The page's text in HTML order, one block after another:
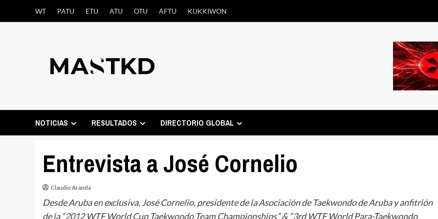
WT PATU ETU ATU OTU AFTU KUKKIWON
NOTICIAS RESULTADOS DIRECTORIO GLOBAL
Entrevista a José Cornelio
Claudio Aranda
Desde Aruba en exclusiva, José Cornelio, presidente de la Asociación de Taekwondo de Aruba y anfitrión
de la “2012 WTF World Cup Taekwondo Team Championships” & “3rd WTF World Para-Taekwondo